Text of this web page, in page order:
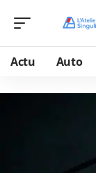
Actu Auto